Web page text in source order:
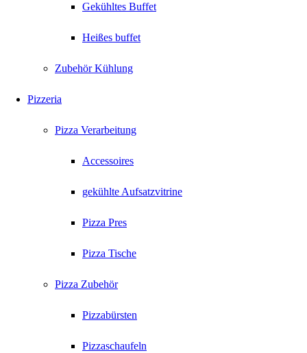
Gekühltes Buffet
Heißes buffet
Zubehör Kühlung
Pizzeria
Pizza Verarbeitung
Accessoires
gekühlte Aufsatzvitrine
Pizza Pres
Pizza Tische
Pizza Zubehör
Pizzabürsten
Pizzaschaufeln